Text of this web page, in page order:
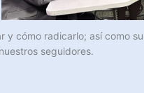
cómo radicarlo; así como
seguidores.